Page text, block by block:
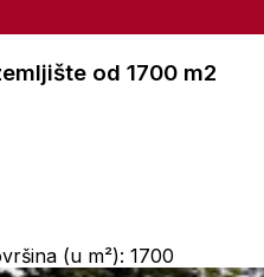
od 1700 m2
(u m²): 1700